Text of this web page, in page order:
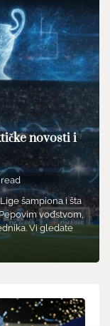
novosti i
šampiona i šta
vođstvom,
Vi gledate